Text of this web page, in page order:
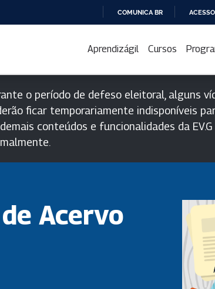
PARA
CONTEÚDO
COMUNICA BR
Aprendizágil Cursos
o período de defeso eleitoral, alguns
ficar temporariamente indisponíveis
conteúdos e funcionalidades da
Acervo